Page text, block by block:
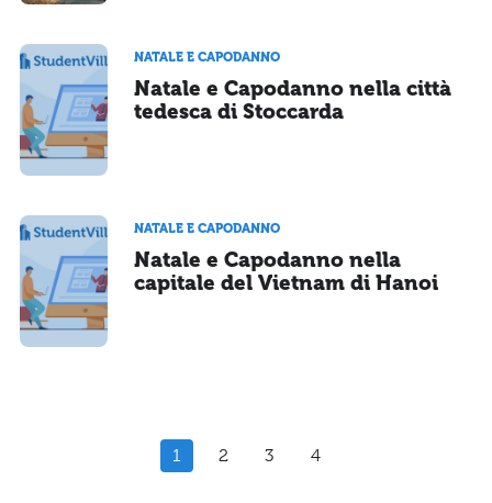
NATALE E CAPODANNO
Natale e Capodanno nella città
tedesca di Stoccarda
NATALE E CAPODANNO
Natale e Capodanno nella
capitale del Vietnam di Hanoi
1 2 3 4